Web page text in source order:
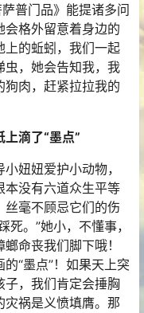
普门品》能提诸多问
格外留意着身边的
上的蚯蚓，我们一起
虫，她会告知我，我
肉，赶紧拉拉我的
上滴了“墨点”
妞妞爱护小动物，
本没有六道众生平等
丝毫不顾忌它们的伤
。”她小，不懂事，
命丧我们脚下哦！
“墨点”！如果天上突
子，我们肯定会捶胸
祸是义愤填膺。那